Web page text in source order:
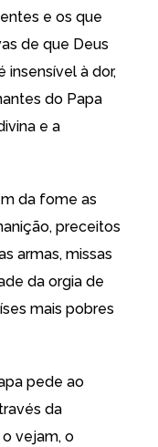
e os que
de que Deus
insensível à dor,
do Papa
e a
da fome as
preceitos
armas, missas
da orgia de
mais pobres
pede ao
da
vejam, o